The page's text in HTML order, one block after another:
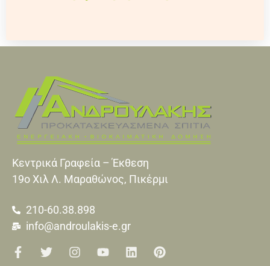
Κεντρικά Γραφεία – Έκθεση
19o Xιλ Λ. Μαραθώνος, Πικέρμι
210-60.38.898
info@androulakis-e.gr